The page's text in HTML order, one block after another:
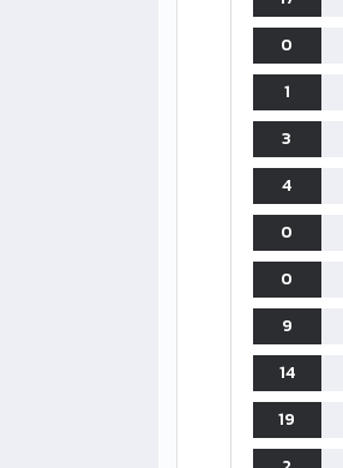
0
1
3
4
0
0
9
14
19